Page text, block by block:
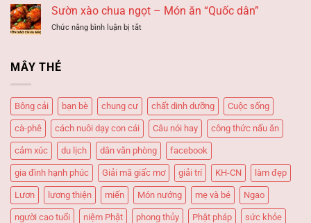
giấc
Giải
mã
giấc
bò
kho
sả-
cưỡng!
Sườn xào chua ngọt – Món ăn “Quốc dân”
Chức năng bình luận bị tắtở
Món
“Quốc
dân”
MÂY THẺ
Bông cải bạn bè chung cư chất dinh dưỡng Cuộc sống
cà-phê cách nuôi dạy con cái Câu nói hay công thức nấu ăn
cảm xúc du lịch dân văn phòng facebook
gia đình hạnh phúc Giải mã giấc mơ giải trí KH-CN làm đẹp
Lươn lương thiện miến Món nướng mẹ và bé Ngao
người cao tuổi niệm Phật phong thủy Phật pháp sức khỏe